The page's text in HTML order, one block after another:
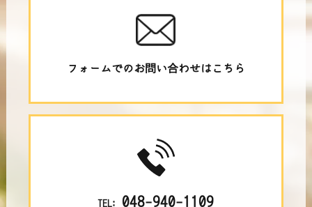
フォームでのお問い合わせはこちら
TEL: 048-940-1109